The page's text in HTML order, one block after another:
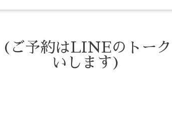
予約はLINEのトーク
いします)